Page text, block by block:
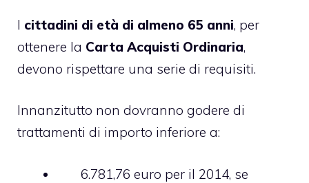
I cittadini di età di almeno 65 anni, per
ottenere la Carta Acquisti Ordinaria,
devono rispettare una serie di requisiti.
Innanzitutto non dovranno godere di
trattamenti di importo inferiore a:
6.781,76 euro per il 2014, se